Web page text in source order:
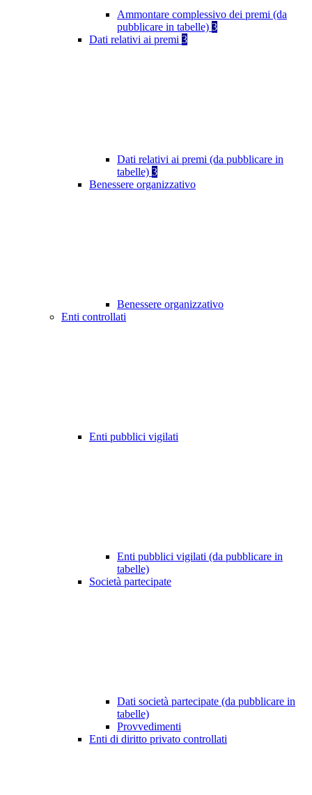
Ammontare complessivo dei premi (da
pubblicare in tabelle) 3
Dati relativi ai premi 3
Dati relativi ai premi (da pubblicare in
tabelle) 3
Benessere organizzativo
Benessere organizzativo
Enti controllati
Enti pubblici vigilati
Enti pubblici vigilati (da pubblicare in
tabelle)
Società partecipate
Dati società partecipate (da pubblicare in
tabelle)
Provvedimenti
Enti di diritto privato controllati